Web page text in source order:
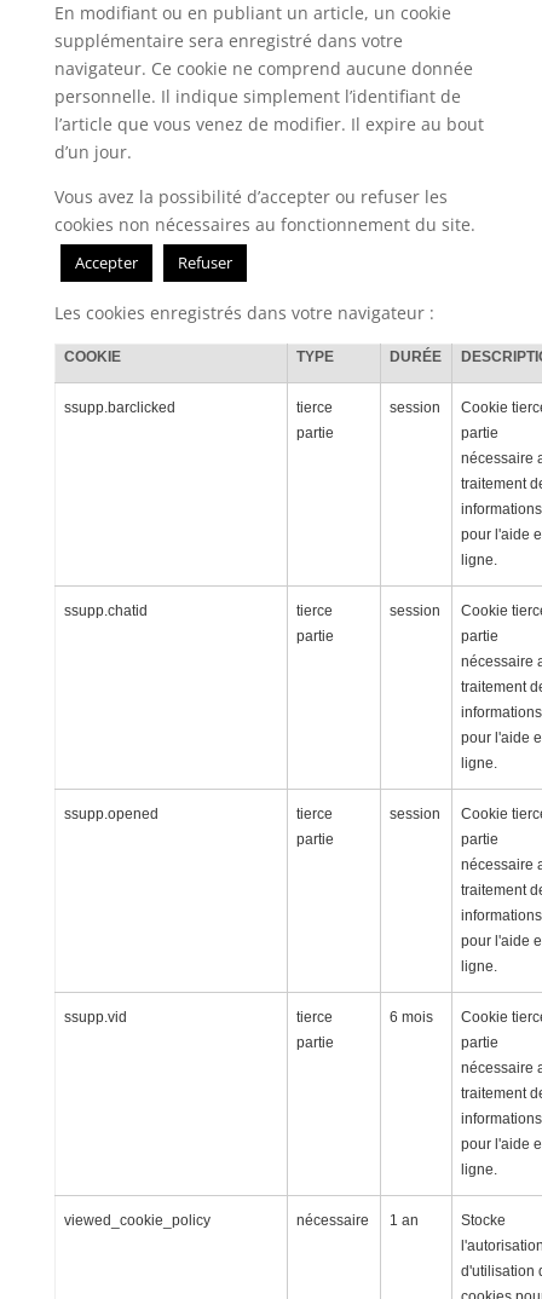
En modifiant ou en publiant un article, un cookie
supplémentaire sera enregistré dans votre
navigateur. Ce cookie ne comprend aucune donnée
personnelle. Il indique simplement l’identifiant de
l’article que vous venez de modifier. Il expire au bout
d’un jour.
Vous avez la possibilité d’accepter ou refuser les
cookies non nécessaires au fonctionnement du site.
Accepter Refuser
Les cookies enregistrés dans votre navigateur :
COOKIE TYPE DURÉE
ssupp.barclicked
tierce
partie
session
Cookie
partie
nécessaire
traitement
informations
pour l'aide
ligne.
ssupp.chatid
tierce
partie
session
Cookie
partie
nécessaire
traitement
informations
pour l'aide
ligne.
ssupp.opened
tierce
partie
session
Cookie
partie
nécessaire
traitement
informations
pour l'aide
ligne.
ssupp.vid
tierce
partie
6 mois
Cookie
partie
nécessaire
traitement
informations
pour l'aide
ligne.
viewed_cookie_policy nécessaire 1 an
Stocke
d'utilisation